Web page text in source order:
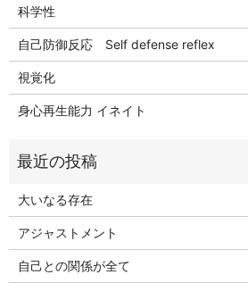
科学性
自己防御反応 Self defense reflex
視覚化
身心再生能力 イネイト
大いなる存在
アジャストメント
自己との関係が全て